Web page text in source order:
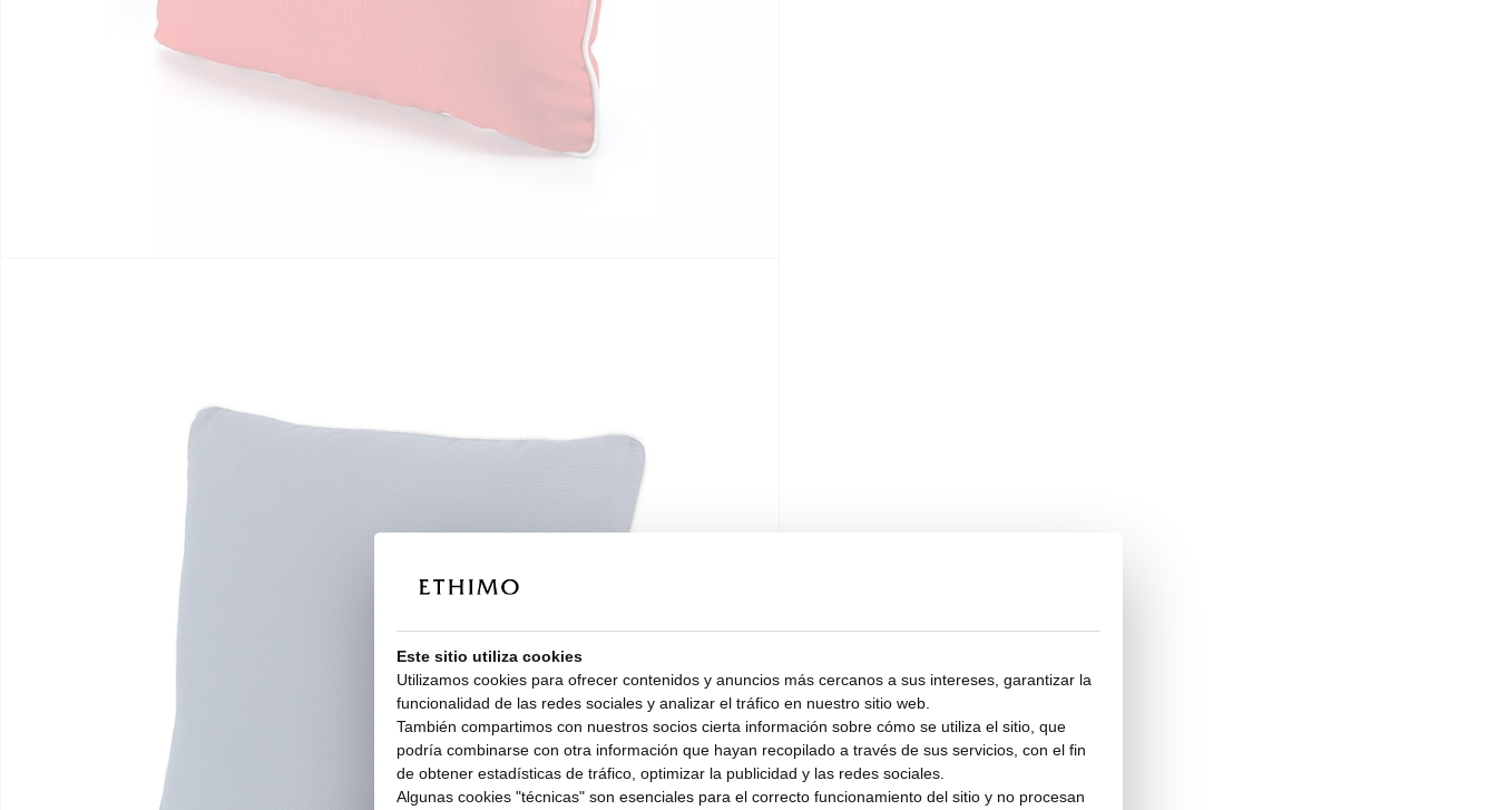
Este sitio utiliza cookies
Utilizamos cookies para ofrecer contenidos y anuncios más cercanos a sus intereses, garantizar la
funcionalidad de las redes sociales y analizar el tráfico en nuestro sitio web.
También compartimos con nuestros socios cierta información sobre cómo se utiliza el sitio, que
podría combinarse con otra información que hayan recopilado a través de sus servicios, con el fin
de obtener estadísticas de tráfico, optimizar la publicidad y las redes sociales.
Algunas cookies "técnicas" son esenciales para el correcto funcionamiento del sitio y no procesan